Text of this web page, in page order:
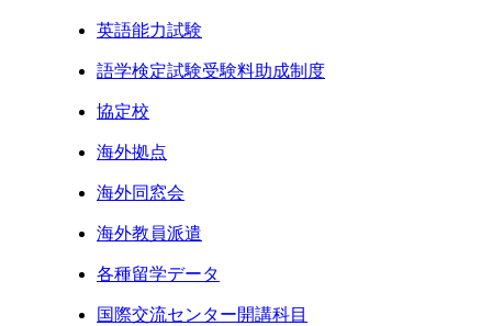
英語能力試験
語学検定試験受験料助成制度
協定校
海外拠点
海外同窓会
海外教員派遣
各種留学データ
国際交流センター開講科目